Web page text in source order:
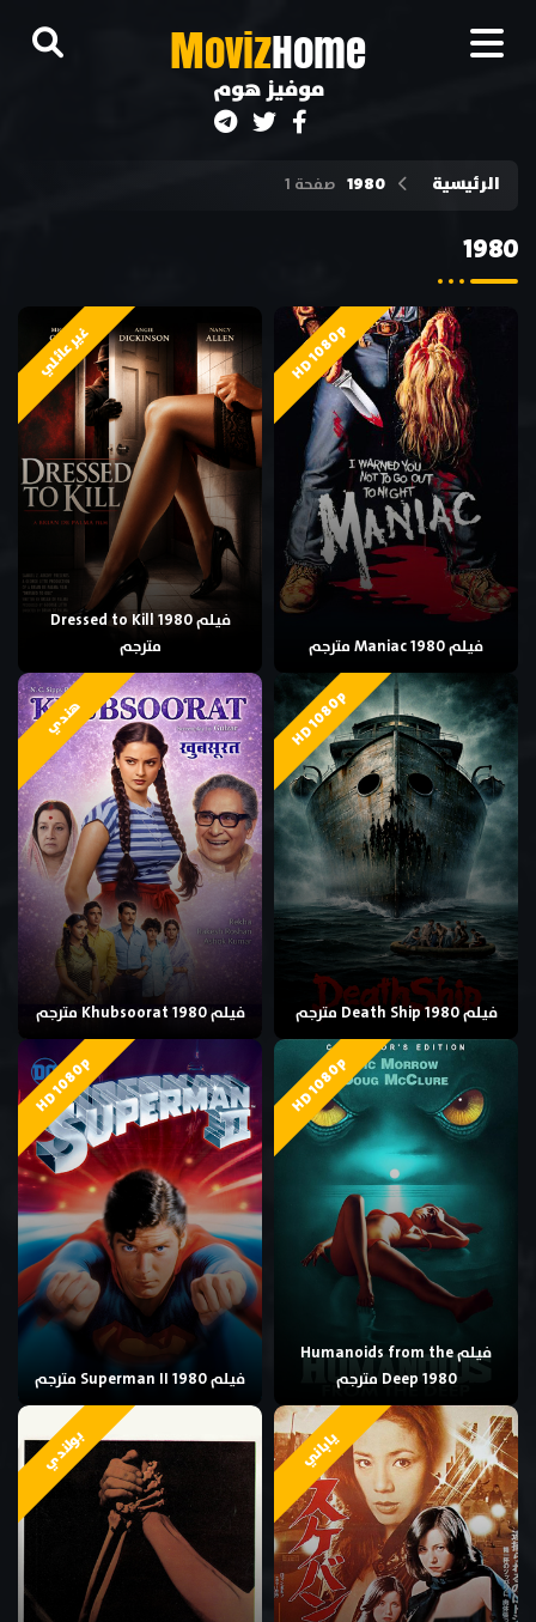
MovizHome
موفيز هوم
الرئيسية 1980 صفحة 1
1980
HD 1080p
فيلم Maniac 1980 مترجم
غير عائلي
فيلم Dressed to Kill 1980
مترجم
HD 1080p
فيلم Death Ship 1980 مترجم
هندي
فيلم Khubsoorat 1980 مترجم
HD 1080p
فيلم Humanoids from the
Deep 1980 مترجم
HD 1080p
فيلم Superman II 1980 مترجم
ياباني بولندي